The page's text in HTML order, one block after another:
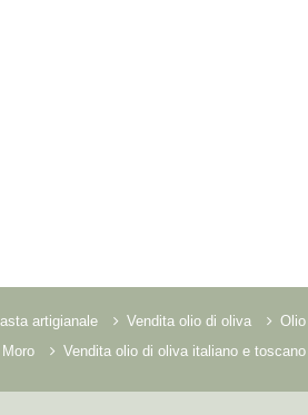
artigianale Vendita olio di oliva
Vendita olio di oliva italiano e toscano